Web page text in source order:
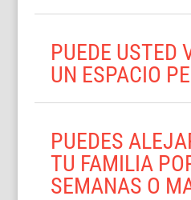
PUEDE USTED
UN ESPACIO
PUEDES
TU FAMILIA
SEMANAS O